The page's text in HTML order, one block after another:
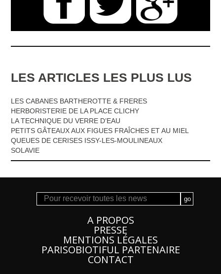
LES ARTICLES LES PLUS LUS
LES CABANES BARTHEROTTE & FRERES
HERBORISTERIE DE LA PLACE CLICHY
LA TECHNIQUE DU VERRE D’EAU
PETITS GÂTEAUX AUX FIGUES FRAÎCHES ET AU MIEL
QUEUES DE CERISES ISSY-LES-MOULINEAUX
SOLAVIE
A PROPOS
PRESSE
MENTIONS LÉGALES
PARISOBIOTIFUL PARTENAIRE
CONTACT